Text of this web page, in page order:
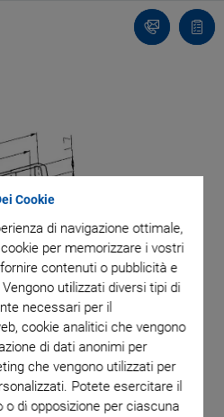
Cookie
di navigazione ottimale,
per memorizzare i vostri
contenuti o pubblicità e
utilizzati diversi tipi di
necessari per il
cookie analitici che vengono
di dati anonimi per
che vengono utilizzati per
Potete esercitare il
di opposizione per ciascuna
Contatto